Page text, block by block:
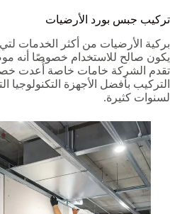
تركيب جبس بورد الأرضيات
بركية الأرضيات من أكثر الخدمات
يكون صالح للاستخدام خصوصًا أنه
تقدم الشركة خامات خاصة أُعدت
التركيب بأفضل الأجهزة التكنولوجيا
لسنوات كثيرة.